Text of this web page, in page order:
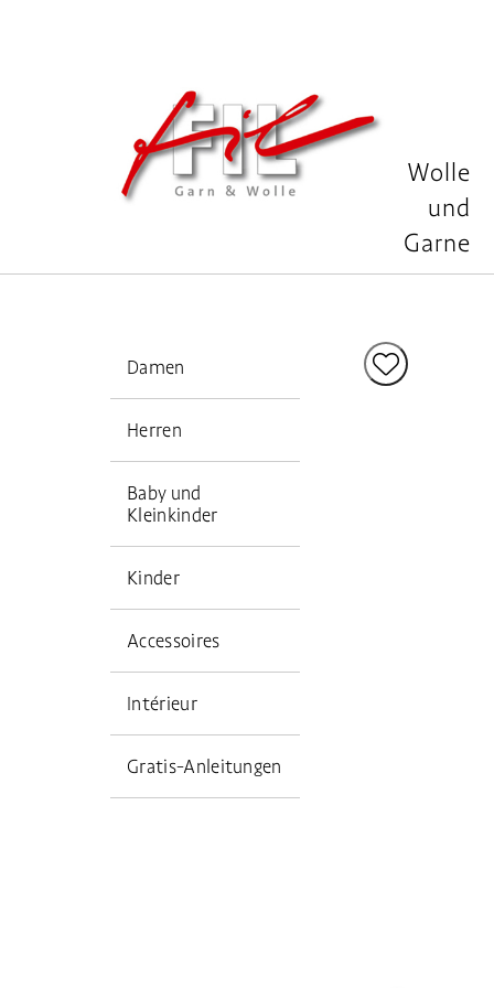
Wolle
und
Garne
Damen
Herren
Baby und
Kleinkinder
Kinder
Accessoires
Intérieur
Gratis-Anleitungen
